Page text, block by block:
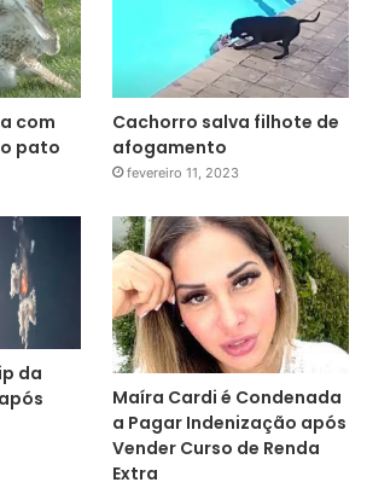
com
pato
Cachorro salva filhote de
afogamento
fevereiro 11, 2023
da
Maíra Cardi é Condenada
a Pagar Indenização após
Vender Curso de Renda
Extra